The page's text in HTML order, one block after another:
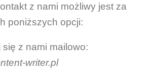
z nami możliwy jest za
poniższych opcji:
się z nami mailowo:
writer.pl